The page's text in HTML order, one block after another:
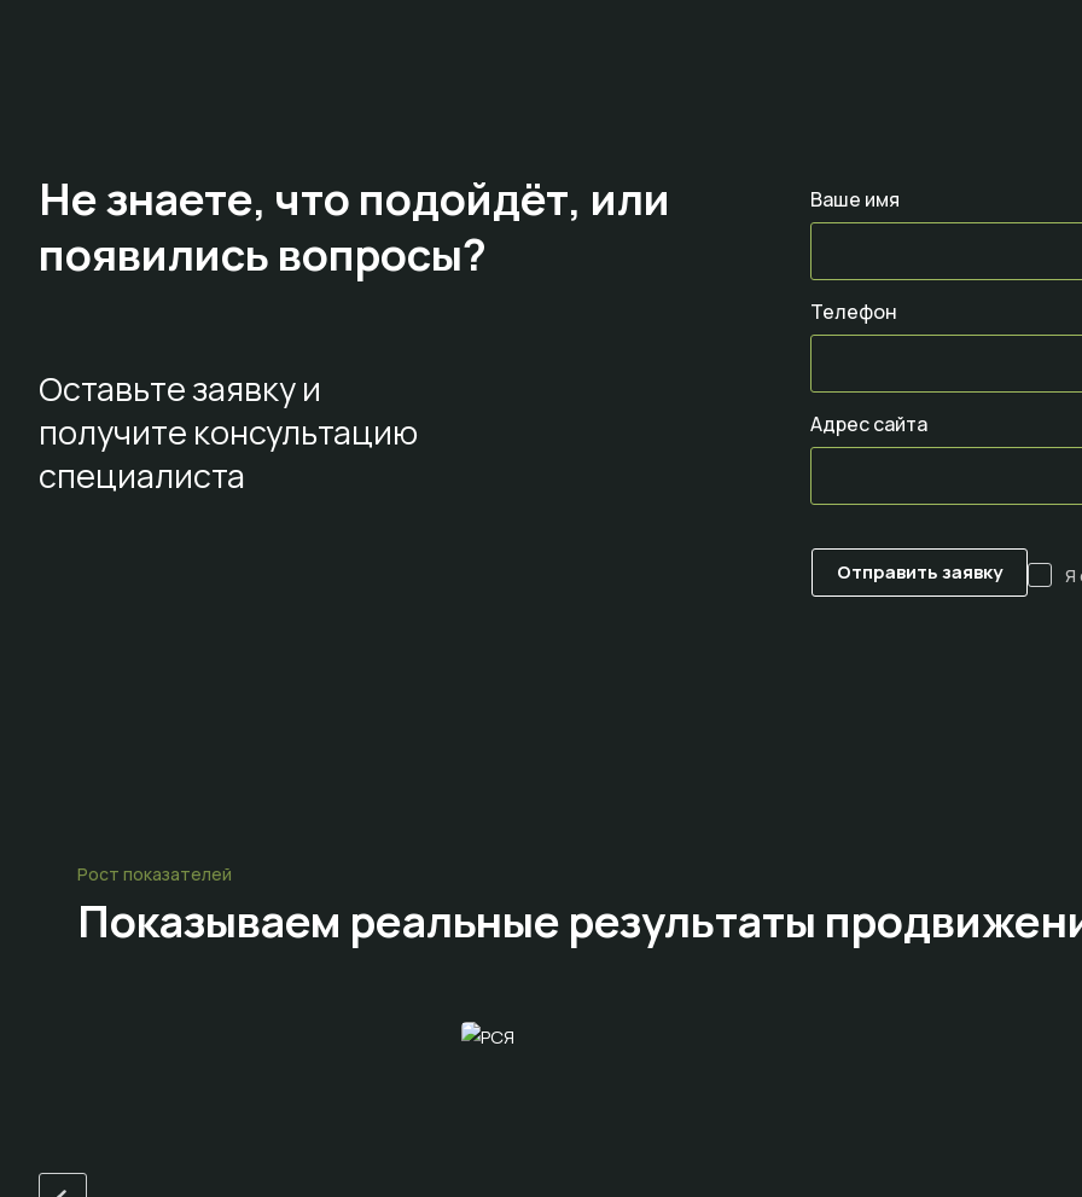
Оставьте заявку и
получите консультацию
специалиста
Не знаете, что подойдёт, или
появились вопросы?
Ваше имя
Телефон
Адрес сайта
Я
Рост показателей
Показываем реальные результаты